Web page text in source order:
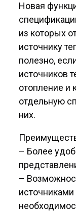
Новая
из которых
источнику
полезно,
источников
отопление и
отдельную
них.
– Более
–